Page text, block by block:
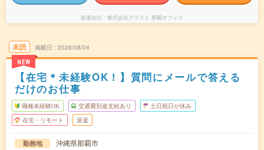
派遣会社 株式会社グラスト 那覇オフィス
未読
NEW
掲載日 2026/08/04
【在宅＊未経験OK！】質問にメールで答える
だけのお仕事
職種未経験OK 交通費別途支給あり 土日祝日が休み
在宅・リモート 派遣
勤務地
沖縄県那覇市